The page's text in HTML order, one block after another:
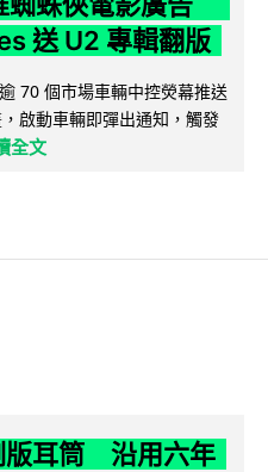
送 U2 專輯翻版
70 個市場車輛中控熒幕推送
啟動車輛即彈出通知，觸發
全文
版耳筒 沿用六年